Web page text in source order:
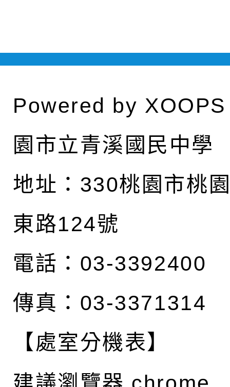
Powered by XOOPS
園市立青溪國民中學
地址： 330桃園市桃
東路124號
電話：03-3392400
傳真：03-3371314
【處室分機表】